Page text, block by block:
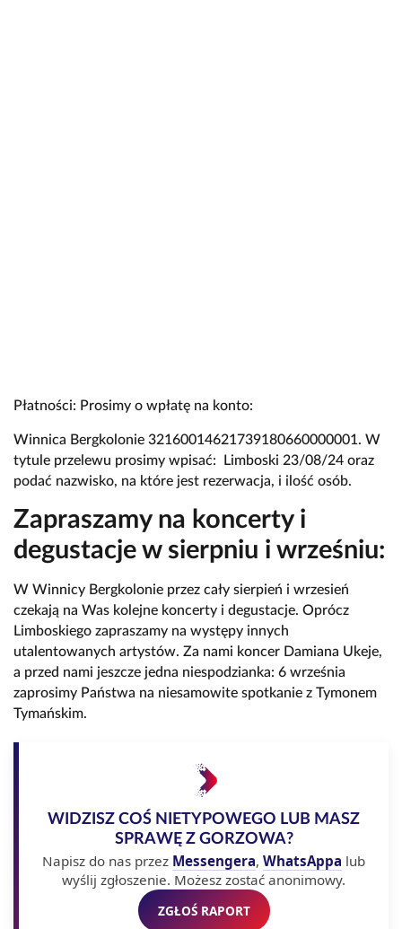
Płatności: Prosimy o wpłatę na konto:
Winnica Bergkolonie 32160014621739180660000001. W
tytule przelewu prosimy wpisać: Limboski 23/08/24 oraz
podać nazwisko, na które jest rezerwacja, i ilość osób.
Zapraszamy na koncerty i
degustacje w sierpniu i wrześniu:
W Winnicy Bergkolonie przez cały sierpień i wrzesień
czekają na Was kolejne koncerty i degustacje. Oprócz
Limboskiego zapraszamy na występy innych
utalentowanych artystów. Za nami koncer Damiana Ukeje,
a przed nami jeszcze jedna niespodzianka: 6 września
zaprosimy Państwa na niesamowite spotkanie z Tymonem
Tymańskim.
WIDZISZ COŚ NIETYPOWEGO LUB MASZ
SPRAWĘ Z GORZOWA?
Napisz do nas przez Messengera, WhatsAppa lub
wyślij zgłoszenie. Możesz zostać anonimowy.
ZGŁOŚ RAPORT